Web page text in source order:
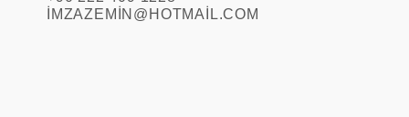
IMZAZEMIN@HOTMAIL.COM